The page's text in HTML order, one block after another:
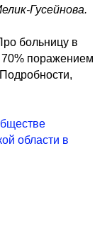
Гусейнова.
больницу в
70% поражением
области в